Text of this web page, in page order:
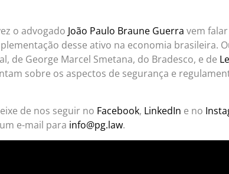
o advogado João Paulo Braune Guerra vem
desse ativo na economia brasileira.
de George Marcel Smetana, do Bradesco, e de
sobre os aspectos de segurança e
de nos seguir no Facebook, LinkedIn e no
e-mail para info@pg.law.